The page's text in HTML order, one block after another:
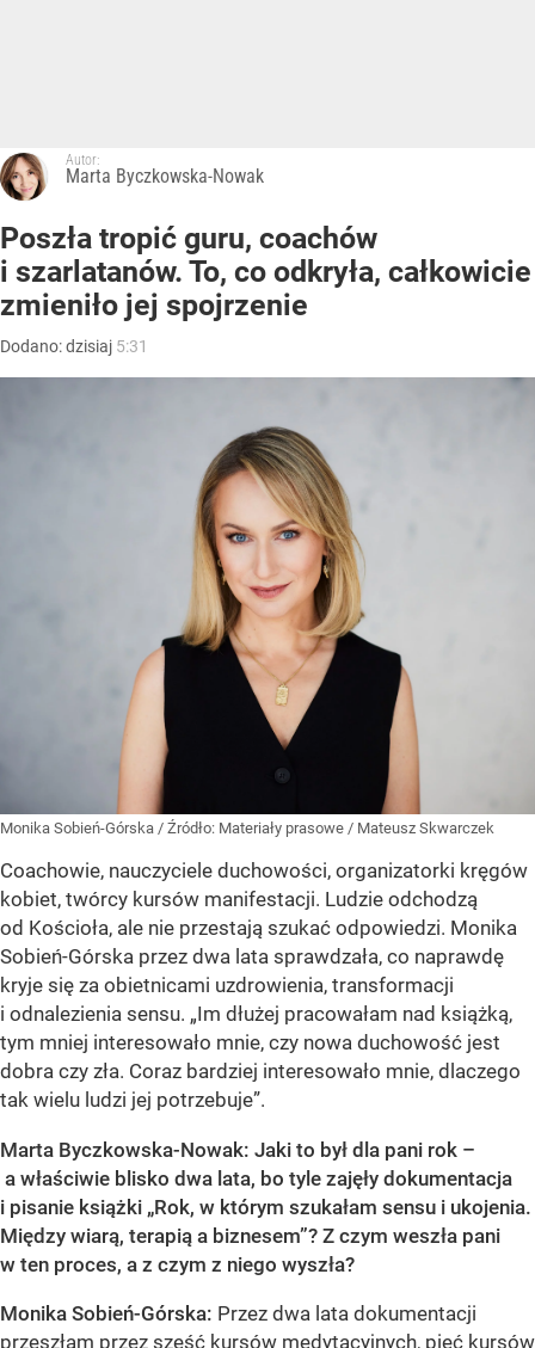
Autor:
Marta Byczkowska-Nowak
Poszła tropić guru, coachów
i szarlatanów. To, co odkryła, całkowicie
zmieniło jej spojrzenie
Dodano:dzisiaj 5:31
Monika Sobień-Górska / Źródło: Materiały prasowe / Mateusz Skwarczek
Coachowie, nauczyciele duchowości, organizatorki kręgów
kobiet, twórcy kursów manifestacji. Ludzie odchodzą
od Kościoła, ale nie przestają szukać odpowiedzi. Monika
Sobień-Górska przez dwa lata sprawdzała, co naprawdę
kryje się za obietnicami uzdrowienia, transformacji
i odnalezienia sensu. „Im dłużej pracowałam nad książką,
tym mniej interesowało mnie, czy nowa duchowość jest
dobra czy zła. Coraz bardziej interesowało mnie, dlaczego
tak wielu ludzi jej potrzebuje”.
Marta Byczkowska-Nowak: Jaki to był dla pani rok –
a właściwie blisko dwa lata, bo tyle zajęły dokumentacja
i pisanie książki „Rok, w którym szukałam sensu i ukojenia.
Między wiarą, terapią a biznesem”? Z czym weszła pani
w ten proces, a z czym z niego wyszła?
Monika Sobień-Górska: Przez dwa lata dokumentacji
przeszłam przez sześć kursów medytacyjnych, pięć kursów